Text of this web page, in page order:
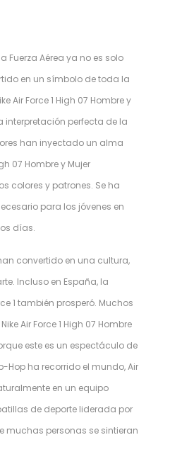
Fuerza Aérea ya no es solo
en un símbolo de toda la
Air Force 1 High 07 Hombre y
la interpretación perfecta de la
han inyectado un alma
07 Hombre y Mujer
colores y patrones. Se ha
para los jóvenes en
días.
convertido en una cultura,
Incluso en España, la
1 también prosperó. Muchos
Air Force 1 High 07 Hombre
este es un espectáculo de
Hop ha recorrido el mundo, Air
en un equipo
de deporte liderada por
muchas personas se sintieran